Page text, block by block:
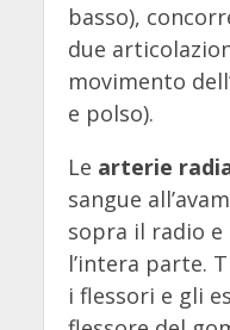
basso),
due
movimento
e polso).
Le arterie
sangue
sopra il radio e
l’intera parte.
i flessori e gli